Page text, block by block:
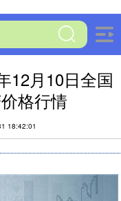
12月10日全国
格行情
18:42:01